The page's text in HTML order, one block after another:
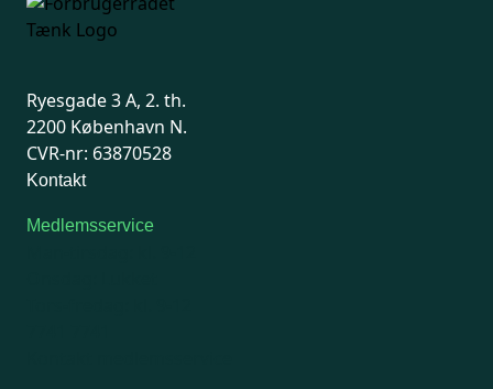
Ryesgade 3 A, 2. th.
2200 København N.
CVR-nr: 63870528
Kontakt
Medlemsservice